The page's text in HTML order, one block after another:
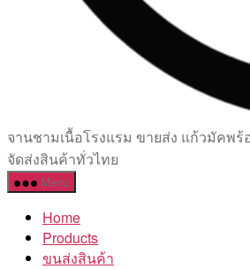
เซรามิค
ครบ
ครัน
โรงงาน
จานชามเนื้อโรงแรม ขายส่ง แก้วมัคพ
จัดส่งสินค้าทั่วไทย
Menu
Home
Products
ขนส่งสินค้า